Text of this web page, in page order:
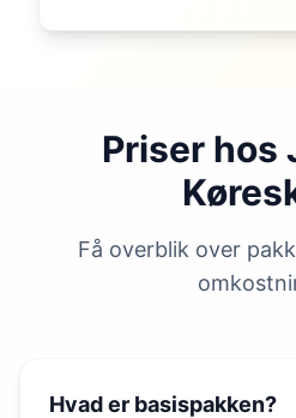
Priser hos
Få overblik over
Hvad er basispakken?